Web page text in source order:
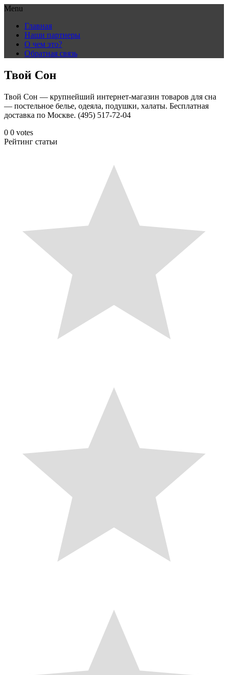
Menu
content
Главная
Наши партнеры
О чем это?
Обратная связь
Твой Сон
Твой Сон — крупнейший интернет-магазин товаров для сна
— постельное белье, одеяла, подушки, халаты. Бесплатная
доставка по Москве. (495) 517-72-04
0 0 votes
Рейтинг статьи